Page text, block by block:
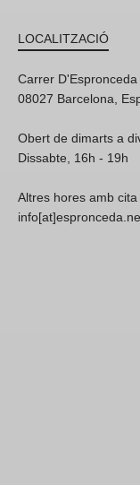
LOCALITZACIÓ
Carrer
08027 Barcelona,
Obert de dimarts a
Dissabte, 16h - 19h
Altres hores amb cita